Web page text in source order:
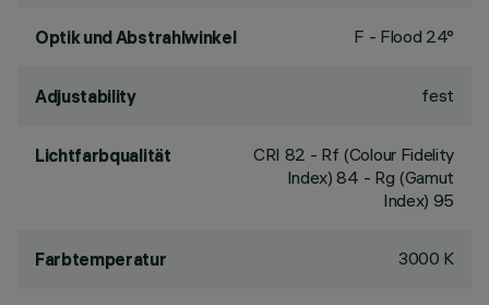
Optik und Abstrahlwinkel F - Flood 24°
Adjustability fest
Lichtfarbqualität CRI 82 - Rf (Colour Fidelity
Index) 84 - Rg (Gamut
Index) 95
Farbtemperatur 3000 K